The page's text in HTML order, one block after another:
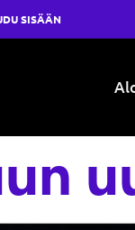
SISÄÄN